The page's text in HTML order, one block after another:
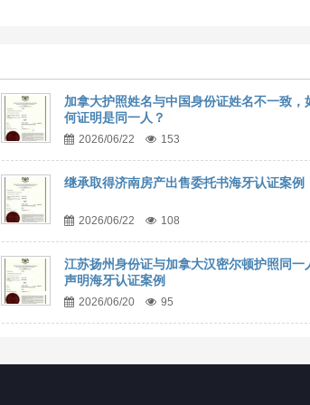
加拿大护照姓名与中国身份证姓名不一致，
何证明是同一人？
2026/06/22 153
继承取得济南房产出售委托书海牙认证案例
2026/06/22 108
江苏扬州身份证与加拿大汉密尔顿护照同一
声明海牙认证案例
2026/06/20 95